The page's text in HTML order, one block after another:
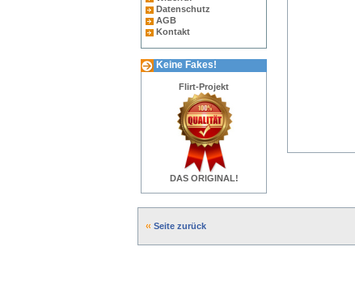
Datenschutz
AGB
Kontakt
Keine Fakes!
Flirt-Projekt
DAS ORIGINAL!
Seite zurück